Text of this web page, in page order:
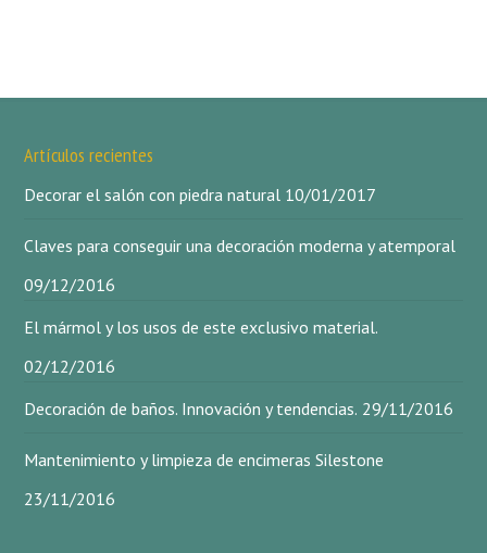
Artículos recientes
Decorar el salón con piedra natural 10/01/2017
Claves para conseguir una decoración moderna y atemporal
09/12/2016
El mármol y los usos de este exclusivo material.
02/12/2016
Decoración de baños. Innovación y tendencias. 29/11/2016
Mantenimiento y limpieza de encimeras Silestone
23/11/2016